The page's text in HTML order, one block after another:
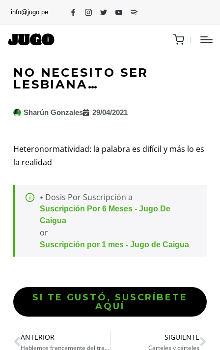
info@jugo.pe
NO NECESITO SER
LESBIANA…
Sharún Gonzales 29/04/2021
Heteronormatividad: la palabra es difícil y más lo es
la realidad
⭑ Dosis Por Suscripción a
Suscripción Por 6 Meses - Jugo De
Caigua
or
Suscripción por 1 mes - Jugo de Caigua
SI TE GUSTÓ, SUSCRÍBETE
AQUÍ
ANTERIOR
Hablemos francamente del trabajo
SIGUIENTE
Carteles y cárteles